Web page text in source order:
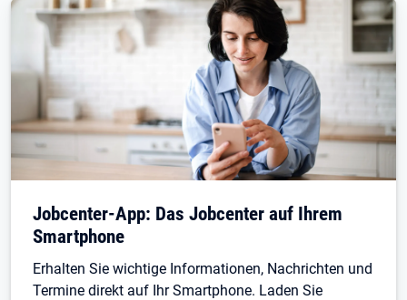
Jobcenter-App: Das Jobcenter auf Ihrem
Smartphone
Erhalten Sie wichtige Informationen, Nachrichten und
Termine direkt auf Ihr Smartphone. Laden Sie